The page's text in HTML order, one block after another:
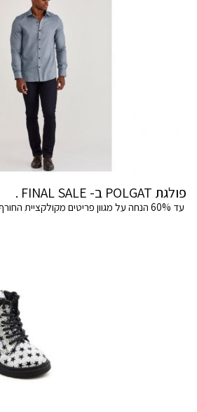
פולגת POLGAT ב- FINAL SALE .
עד 60% הנחה על מגוון פריטים מקולקציית החורף.